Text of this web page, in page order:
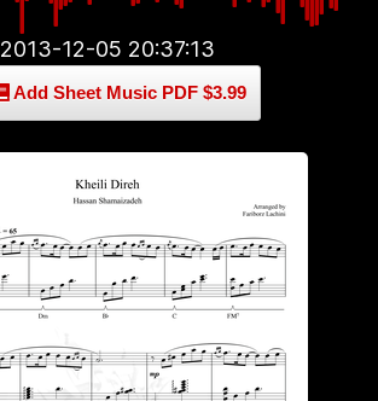
2013-12-05 20:37:13
Add Sheet Music PDF $3.99